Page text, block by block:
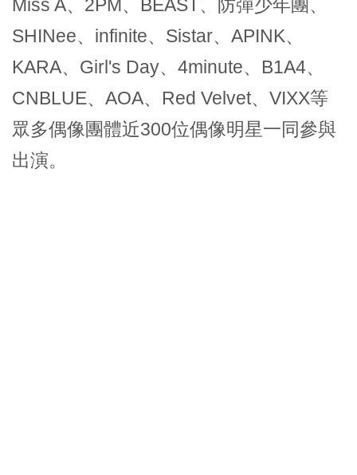
Miss A、2PM、BEAST、防彈少年團、
SHINee、infinite、Sistar、APINK、
KARA、Girl's Day、4minute、B1A4、
CNBLUE、AOA、Red Velvet、VIXX等
眾多偶像團體近300位偶像明星一同參與
出演。